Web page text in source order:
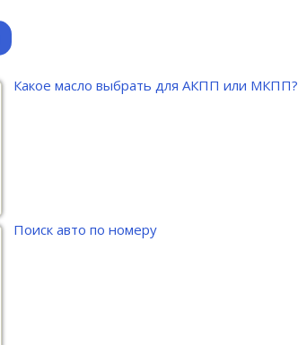
Какое масло выбрать для АКПП или МКПП?
Поиск авто по номеру